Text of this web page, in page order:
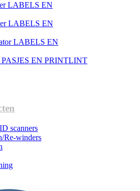
LABELS EN
LABELS EN
LABELS EN
PASJES EN PRINTLINT
scanners
Re-winders